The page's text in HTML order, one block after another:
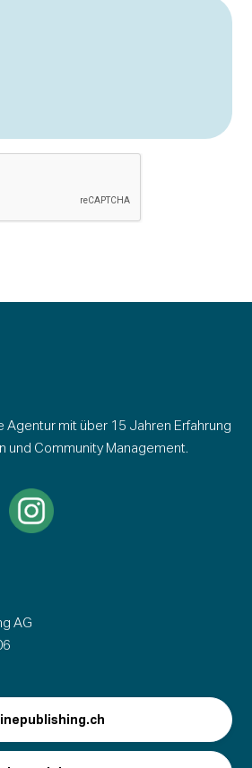
Agentur mit über 15 Jahren Erfahrung
und Community Management.
AG